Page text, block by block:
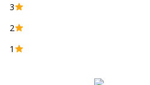
3
2
1